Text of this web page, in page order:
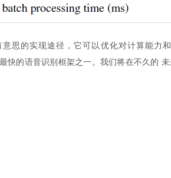
思的实现途径，它可以优化对计算能力
快的语音识别框架之一。我们将在不久的